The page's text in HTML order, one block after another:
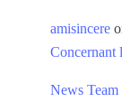
amisincere
Concernant
News Team